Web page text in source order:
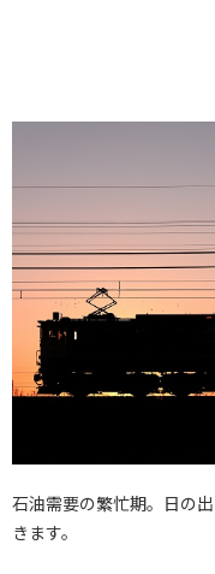
石油需要の繁忙期。日の
きます。